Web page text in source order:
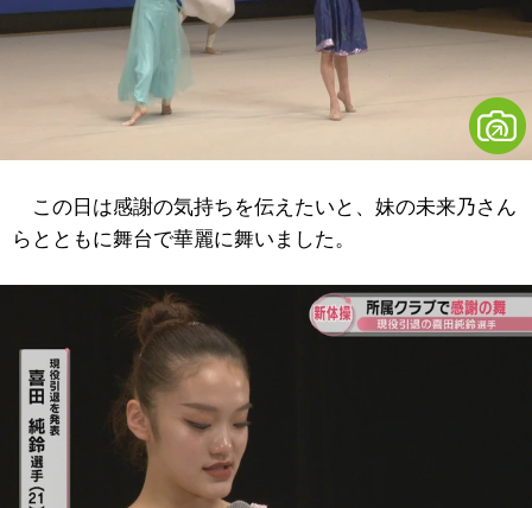
この日は感謝の気持ちを伝えたいと、妹の未来乃さん
らとともに舞台で華麗に舞いました。